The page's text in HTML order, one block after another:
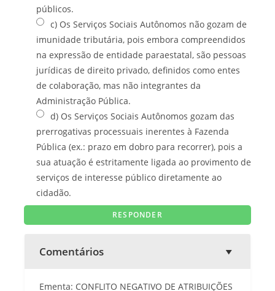
públicos.
c) Os Serviços Sociais Autônomos não gozam de
imunidade tributária, pois embora compreendidos
na expressão de entidade paraestatal, são pessoas
jurídicas de direito privado, definidos como entes
de colaboração, mas não integrantes da
Administração Pública.
d) Os Serviços Sociais Autônomos gozam das
prerrogativas processuais inerentes à Fazenda
Pública (ex.: prazo em dobro para recorrer), pois a
sua atuação é estritamente ligada ao provimento de
serviços de interesse público diretamente ao
cidadão.
Comentários
Ementa: CONFLITO NEGATIVO DE ATRIBUIÇÕES